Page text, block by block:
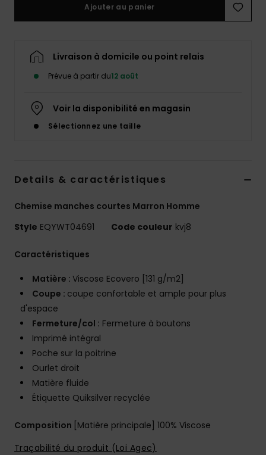
Ajouter au panier
Livraison à domicile ou point relais
Prévue à partir du12 août
Voir la disponibilité en magasin
Sélectionnez une taille
Details & caractéristiques
Chemise manches courtes Marron Homme
Style EQYWT04691 Code couleur kvj8
Caractéristiques
Matière : Viscose Ecovero [131 g/m2]
Coupe : coupe confortable et ample pour plus
d'espace
Fermeture/col : Fermeture à boutons
Imprimé intégral
Poche sur la poitrine
Ourlet droit
Matière fluide
Étiquette Quiksilver recyclée
Composition [Matière principale] 100% Viscose
Traçabilité du produit (Loi Agec)